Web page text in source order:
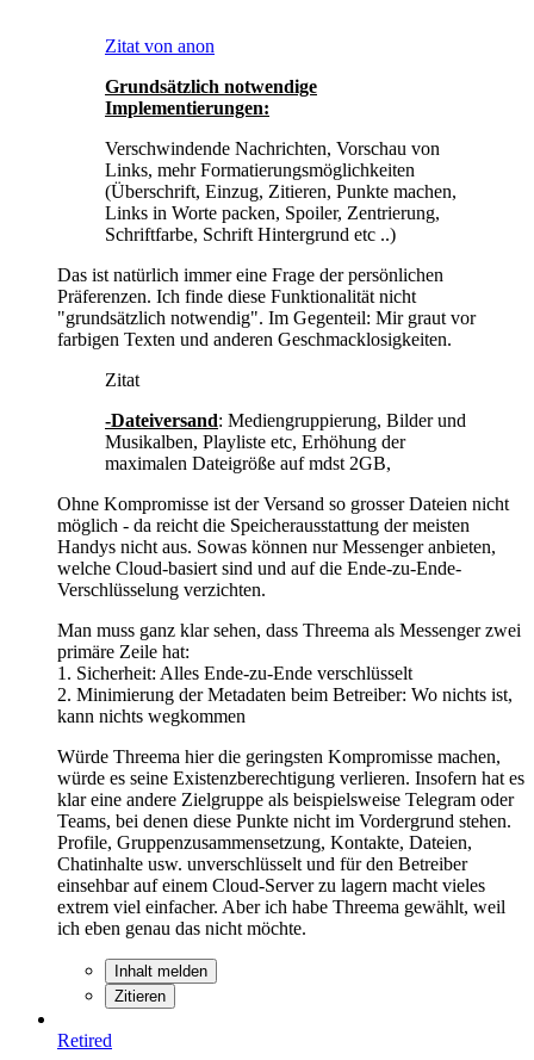
Zitat von anon
Grundsätzlich notwendige
Implementierungen:
Verschwindende Nachrichten, Vorschau von
Links, mehr Formatierungsmöglichkeiten
(Überschrift, Einzug, Zitieren, Punkte machen,
Links in Worte packen, Spoiler, Zentrierung,
Schriftfarbe, Schrift Hintergrund etc ..)
Das ist natürlich immer eine Frage der persönlichen
Präferenzen. Ich finde diese Funktionalität nicht
"grundsätzlich notwendig". Im Gegenteil: Mir graut vor
farbigen Texten und anderen Geschmacklosigkeiten.
Zitat
-Dateiversand: Mediengruppierung, Bilder und
Musikalben, Playliste etc, Erhöhung der
maximalen Dateigröße auf mdst 2GB,
Ohne Kompromisse ist der Versand so grosser Dateien nicht
möglich - da reicht die Speicherausstattung der meisten
Handys nicht aus. Sowas können nur Messenger anbieten,
welche Cloud-basiert sind und auf die Ende-zu-Ende-
Verschlüsselung verzichten.
Man muss ganz klar sehen, dass Threema als Messenger zwei
primäre Zeile hat:
1. Sicherheit: Alles Ende-zu-Ende verschlüsselt
2. Minimierung der Metadaten beim Betreiber: Wo nichts ist,
kann nichts wegkommen
Würde Threema hier die geringsten Kompromisse machen,
würde es seine Existenzberechtigung verlieren. Insofern hat es
klar eine andere Zielgruppe als beispielsweise Telegram oder
Teams, bei denen diese Punkte nicht im Vordergrund stehen.
Profile, Gruppenzusammensetzung, Kontakte, Dateien,
Chatinhalte usw. unverschlüsselt und für den Betreiber
einsehbar auf einem Cloud-Server zu lagern macht vieles
extrem viel einfacher. Aber ich habe Threema gewählt, weil
ich eben genau das nicht möchte.
Inhalt melden
Zitieren
Retired